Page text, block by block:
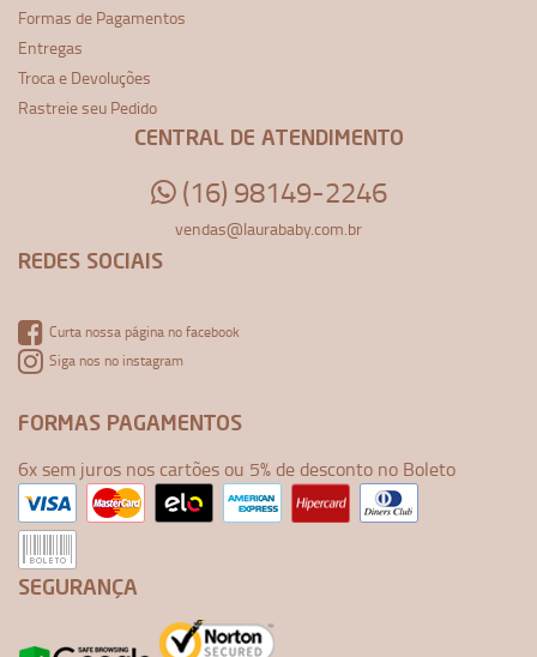
Formas de Pagamentos
Entregas
Troca e Devoluções
Rastreie seu Pedido
CENTRAL DE ATENDIMENTO
(16) 98149-2246
vendas@laurababy.com.br
REDES SOCIAIS
Curta nossa página no facebook
Siga nos no instagram
FORMAS PAGAMENTOS
6x sem juros nos cartões ou 5% de desconto no Boleto
SEGURANÇA